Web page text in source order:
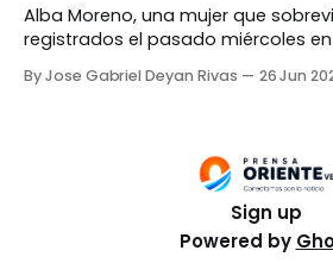
Alba Moreno, una mujer que
registrados el pasado miércoles en
Vargas. Mediante un video publicado en redes sociales,
By Jose Gabriel Deyan Rivas 26 Jun
Sign up
Powered by